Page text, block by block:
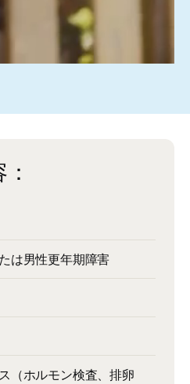
は男性更年期障害
（ホルモン検査、排卵